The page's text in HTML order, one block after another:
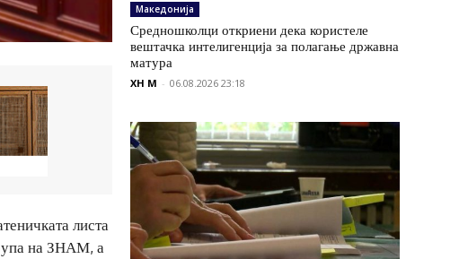
листа
на ЗНАМ, а
Македонија
Средношколци откриени дека користеле
вештачка интелигенција за полагање државна
матура
XH M - 06.08.2026 23:18